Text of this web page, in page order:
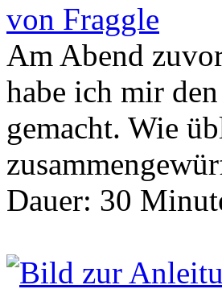
von Fraggle
Am Abend
habe ich mir
gemacht. Wie
Dauer: 30